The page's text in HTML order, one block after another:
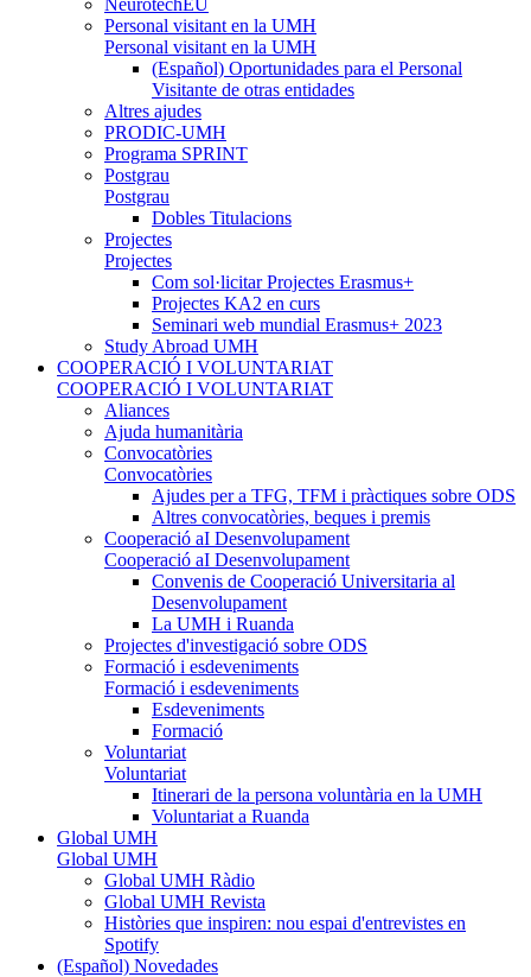
Personal visitant en la UMH
Personal visitant en la UMH
(Español) Oportunidades para el Personal
Visitante de otras entidades
Altres ajudes
PRODIC-UMH
Programa SPRINT
Postgrau
Postgrau
Dobles Titulacions
Projectes
Projectes
Com sol·licitar Projectes Erasmus+
Projectes KA2 en curs
Seminari web mundial Erasmus+ 2023
Study Abroad UMH
COOPERACIÓ I VOLUNTARIAT
COOPERACIÓ I VOLUNTARIAT
Aliances
Ajuda humanitària
Convocatòries
Convocatòries
Ajudes per a TFG, TFM i pràctiques sobre ODS
Altres convocatòries, beques i premis
Cooperació aI Desenvolupament
Cooperació aI Desenvolupament
Convenis de Cooperació Universitaria al
Desenvolupament
La UMH i Ruanda
Projectes d'investigació sobre ODS
Formació i esdeveniments
Formació i esdeveniments
Esdeveniments
Formació
Voluntariat
Voluntariat
Itinerari de la persona voluntària en la UMH
Voluntariat a Ruanda
Global UMH
Global UMH
Global UMH Ràdio
Global UMH Revista
Històries que inspiren: nou espai d'entrevistes en
Spotify
(Español) Novedades